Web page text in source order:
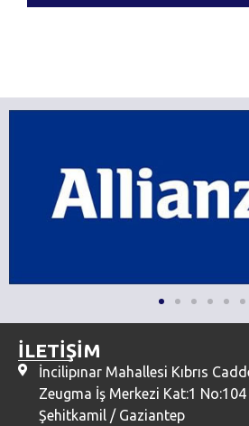
İLETİŞİM
İncilipınar Mahallesi Kıbrıs
Zeugma İş Merkezi Kat:1 No:104
Şehitkamil / Gaziantep